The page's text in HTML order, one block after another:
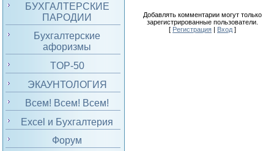
БУХГАЛТЕРСКИЕ
ПАРОДИИ
Бухгалтерские
афоризмы
TOP-50
ЭКАУНТОЛОГИЯ
Всем! Всем! Всем!
Excel и Бухгалтерия
Форум
Добавлять комментарии могут только
зарегистрированные пользователи.
[ Регистрация| Вход]